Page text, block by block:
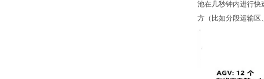
池在几秒钟内进行快
方（比如分段运输区